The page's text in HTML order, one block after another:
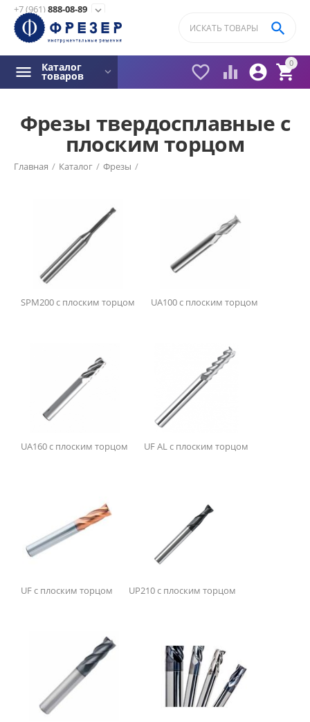
+7 (961)888-08-89 expand_more
0


 

Каталог
товаров
Фильтры товаров
M (нержавеющая сталь)
K (чугун)
N (цветные металлы)
H (твердые материалы)
4
₽ с НДС ₽ с НДС
₽ с НДС 46116
Фрезы твердосплавные с
плоским торцом
Главная / Каталог / Фрезы /
SPM200 с плоским торцом UA100 с плоским торцом
UA160 с плоским торцом UF AL с плоским торцом
UF с плоским торцом UP210 с плоским торцом